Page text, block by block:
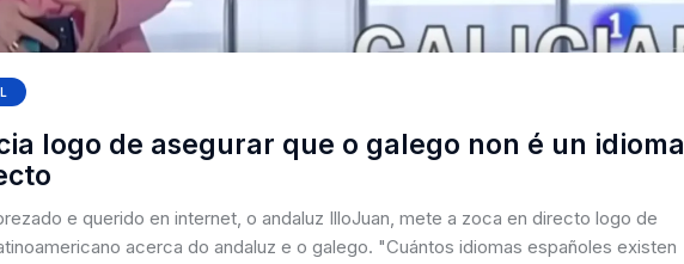
logo de asegurar que o galego non é un idioma
e querido en internet, o andaluz IlloJuan, mete a zoca en directo logo de
acerca do andaluz e o galego. "Cuántos idiomas españoles existen